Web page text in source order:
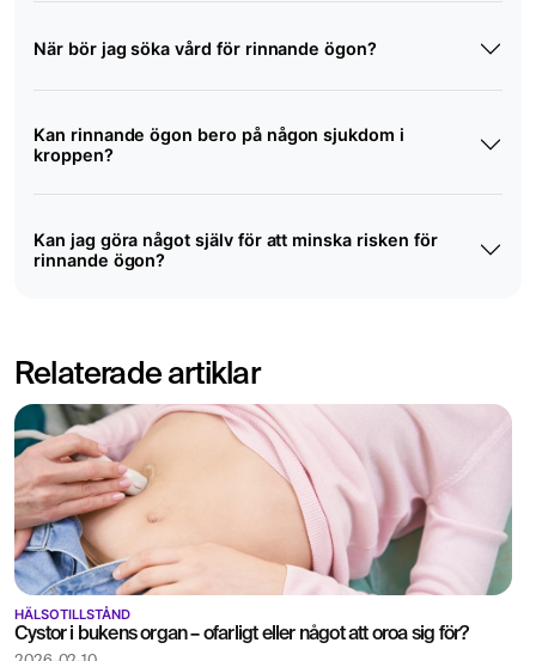
När bör jag söka vård för rinnande ögon?
Kan rinnande ögon bero på någon sjukdom i
kroppen?
Kan jag göra något själv för att minska risken för
rinnande ögon?
Relaterade artiklar
HÄLSOTILLSTÅND
Cystor i bukens organ – ofarligt eller något att oroa sig för?